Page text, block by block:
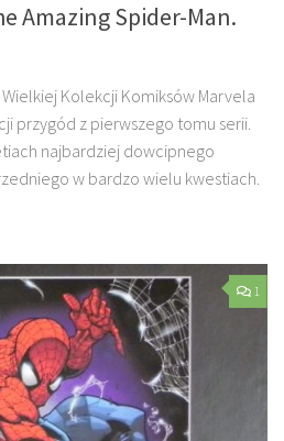
Amazing Spider-Man.
Kolekcji Komiksów Marvela
przygód z pierwszego tomu serii.
najbardziej dowcipnego
w bardzo wielu kwestiach.
1